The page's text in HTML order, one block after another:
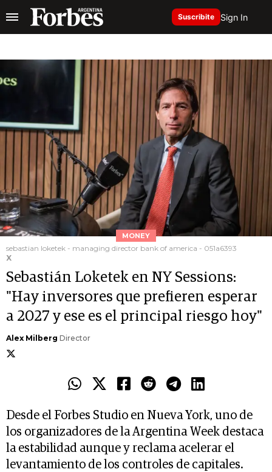
Suscribite Sign In
MONEY
sebastian loketek - managing director bank of america - 051a6393
X
Sebastián Loketek en NY Sessions:
"Hay inversores que prefieren esperar
a 2027 y ese es el principal riesgo hoy"
Alex Milberg Director
Desde el Forbes Studio en Nueva York, uno de
los organizadores de la Argentina Week destaca
la estabilidad aunque y reclama acelerar el
levantamiento de los controles de capitales.